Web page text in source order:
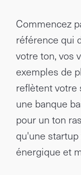
Commencez
référence qui
votre ton, vos
exemples de
reflètent votre
une banque
pour un ton
qu'une
énergique et